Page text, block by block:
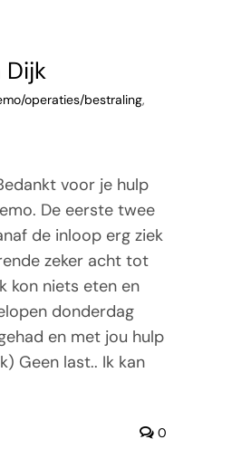
Dijk
operaties/bestraling,
voor je hulp
De eerste twee
de inloop erg ziek
zeker acht tot
kon niets eten en
donderdag
en met jou hulp
Geen last.. Ik kan
0